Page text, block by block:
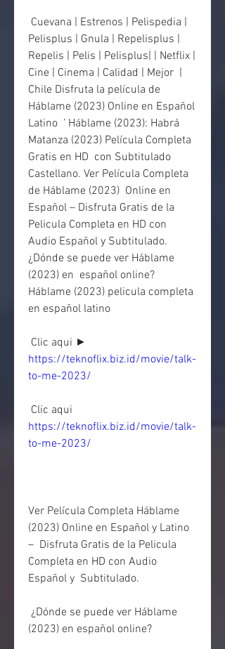
Pelisplus | Gnula | Repelisplus |
Repelis | Pelis | Pelisplus| | Netflix |
Cine | Cinema | Calidad | Mejor  |
Chile Disfruta la película de
Háblame (2023) Online en Español
Latino  ’ Háblame (2023): Habrá
Matanza (2023) Película Completa
Gratis en HD  con Subtitulado
Castellano. Ver Película Completa
de Háblame (2023)  Online en
Español – Disfruta Gratis de la
Pelicula Completa en HD con
Audio Español y Subtitulado.
¿Dónde se puede ver Háblame
(2023) en  español online?
Háblame (2023) pelicula completa
en español latino
https://teknoflix.biz.id/movie/talk-
to-me-2023/
https://teknoflix.biz.id/movie/talk-
to-me-2023/
Ver Película Completa Háblame
(2023) Online en Español y Latino
–  Disfruta Gratis de la Pelicula
Completa en HD con Audio
Español y  Subtitulado.
(2023) en español online?